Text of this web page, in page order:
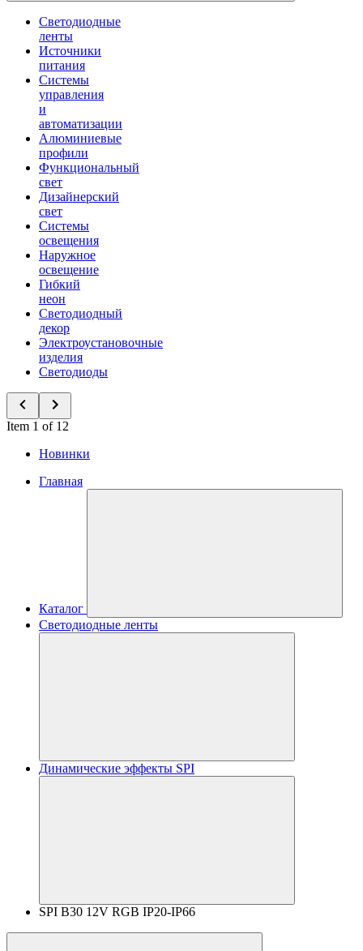
Светодиодные
ленты
Источники
питания
Системы
управления
и
автоматизации
Алюминиевые
профили
Функциональный
свет
Дизайнерский
свет
Системы
освещения
Наружное
освещение
Гибкий
неон
Светодиодный
декор
Электроустановочные
изделия
Светодиоды
Item 1 of 12
Новинки
Главная
Каталог
Светодиодные ленты
Динамические эффекты SPI
SPI B30 12V RGB IP20-IP66